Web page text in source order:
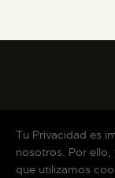
Tu Privacidad es
nosotros. Por
que utilizamos